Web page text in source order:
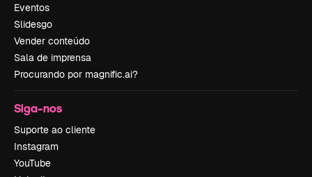
Eventos
Slidesgo
Vender conteúdo
Sala de imprensa
Procurando por magnific.ai?
Siga-nos
Suporte ao cliente
Instagram
YouTube